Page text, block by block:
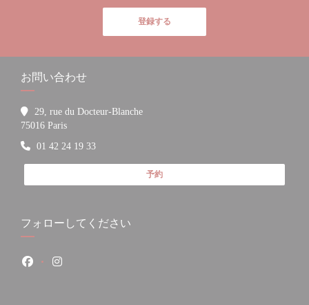
登録する
お問い合わせ
29, rue du Docteur-Blanche
75016 Paris((新しいウィンドウで開きます))
01 42 24 19 33
予約
フォローしてください
Facebook ((新しいウィンドウで開きます))
Instagram ((新しいウィンドウで開きます))